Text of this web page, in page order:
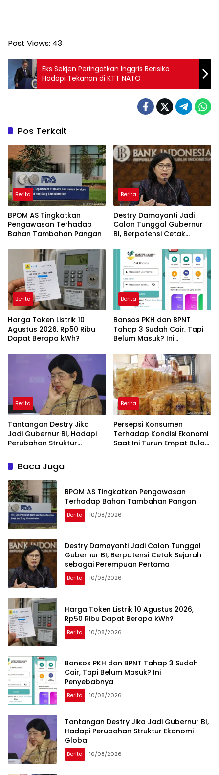
Post Views: 43
Eks Sekjen Peringatkan Inggris Berisiko
Hadapi Tekanan di KTT NATO
Pos Terkait
Berita
BPOM AS Tingkatkan
Pengawasan Terhadap
Bahan Tambahan Pangan
Berita
Destry Damayanti Jadi
Calon Tunggal Gubernur
BI, Berpotensi Cetak
Perempuan Pertama
Berita
Harga Token Listrik 10
Agustus 2026, Rp50 Ribu
Dapat Berapa kWh?
Berita
Bansos PKH dan BPNT
Tahap 3 Sudah Cair, Tapi
Belum Masuk? Ini
Berita
Tantangan Destry Jika
Jadi Gubernur BI, Hadapi
Perubahan Struktur
Berita
Persepsi Konsumen
Terhadap Kondisi Ekonomi
Saat Ini Turun Empat Bulan
Baca Juga
BPOM AS Tingkatkan Pengawasan
Terhadap Bahan Tambahan Pangan
Berita 10/08/2026
Destry Damayanti Jadi Calon Tunggal
Gubernur BI, Berpotensi Cetak Sejarah
sebagai Perempuan Pertama
Berita 10/08/2026
Harga Token Listrik 10 Agustus 2026,
Rp50 Ribu Dapat Berapa kWh?
Berita 10/08/2026
Bansos PKH dan BPNT Tahap 3 Sudah
Cair, Tapi Belum Masuk? Ini
Penyebabnya
Berita 10/08/2026
Tantangan Destry Jika Jadi Gubernur BI,
Hadapi Perubahan Struktur Ekonomi
Global
Berita 10/08/2026